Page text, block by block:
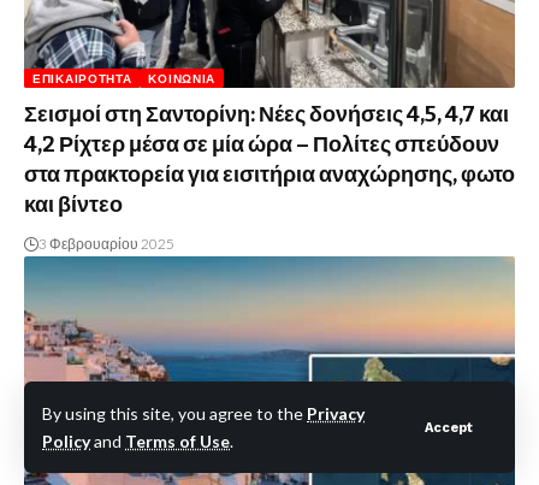
By using this site, you agree to the Privacy
Policyand Terms of Use.
Accept
ΕΠΙΚΑΙΡΌΤΗΤΑ ΚΟΙΝΩΝΊΑ
Σεισμοί στη Σαντορίνη: Νέες δονήσεις 4,5, 4,7 και
4,2 Ρίχτερ μέσα σε μία ώρα – Πολίτες σπεύδουν
στα πρακτορεία για εισιτήρια αναχώρησης, φωτο
και βίντεο
3 Φεβρουαρίου 2025